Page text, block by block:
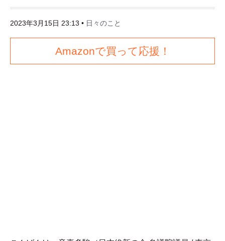
2023年3月15日 23:13 • 日々のこと
Amazonで買って応援！